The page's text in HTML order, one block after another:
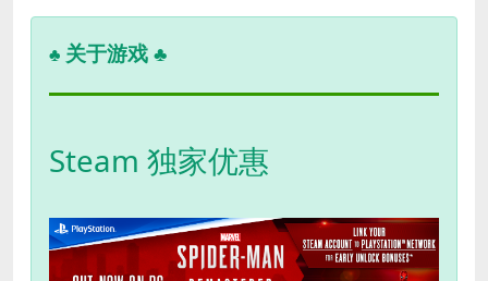
♣ 关于游戏 ♣
Steam 独家优惠